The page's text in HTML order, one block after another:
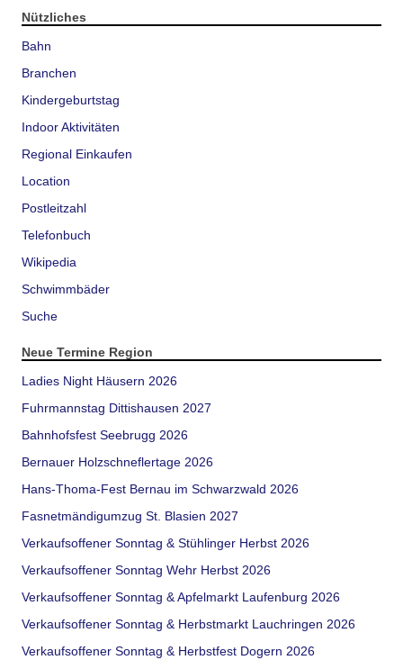
Nützliches
Bahn
Branchen
Kindergeburtstag
Indoor Aktivitäten
Regional Einkaufen
Location
Postleitzahl
Telefonbuch
Wikipedia
Schwimmbäder
Suche
Neue Termine Region
Ladies Night Häusern 2026
Fuhrmannstag Dittishausen 2027
Bahnhofsfest Seebrugg 2026
Bernauer Holzschneflertage 2026
Hans-Thoma-Fest Bernau im Schwarzwald 2026
Fasnetmändigumzug St. Blasien 2027
Verkaufsoffener Sonntag & Stühlinger Herbst 2026
Verkaufsoffener Sonntag Wehr Herbst 2026
Verkaufsoffener Sonntag & Apfelmarkt Laufenburg 2026
Verkaufsoffener Sonntag & Herbstmarkt Lauchringen 2026
Verkaufsoffener Sonntag & Herbstfest Dogern 2026